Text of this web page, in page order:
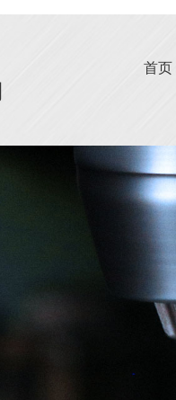
首页